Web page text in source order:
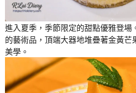
進入夏季，季節限定的甜點優雅登場
的藝術品，頂端大器地堆疊著金黃芒
美學。